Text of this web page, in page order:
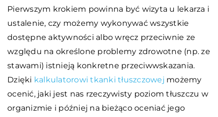
Pierwszym krokiem powinna być wizyta u lekarza i
ustalenie, czy możemy wykonywać wszystkie
dostępne aktywności albo wręcz przeciwnie ze
względu na określone problemy zdrowotne (np. ze
stawami) istnieją konkretne przeciwwskazania.
Dzięki kalkulatorowi tkanki tłuszczowej możemy
ocenić, jaki jest nas rzeczywisty poziom tłuszczu w
organizmie i później na bieżąco oceniać jego